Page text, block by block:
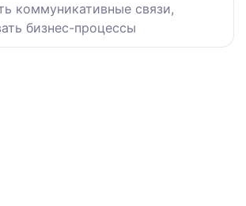
коммуникативные связи,
бизнес-процессы